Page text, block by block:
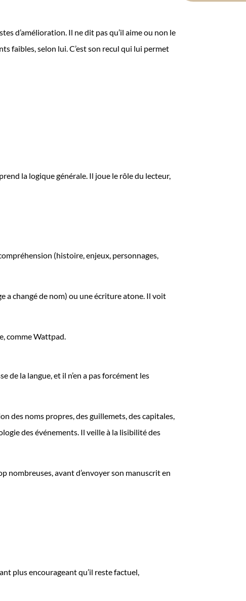
d’amélioration. Il ne dit pas qu’il aime ou non le
faibles, selon lui. C’est son recul qui lui permet
la logique générale. Il joue le rôle du lecteur,
(histoire, enjeux, personnages,
a changé de nom) ou une écriture atone. Il voit
comme Wattpad.
de la langue, et il n’en a pas forcément les
des noms propres, des guillemets, des capitales,
des événements. Il veille à la lisibilité des
nombreuses, avant d’envoyer son manuscrit en
plus encourageant qu’il reste factuel,